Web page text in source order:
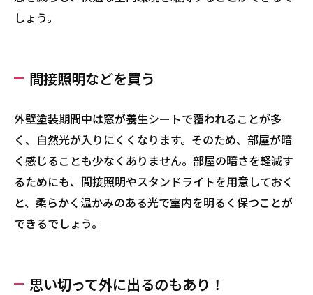
しょう。
間接照明などを買う
外壁塗装期間中は窓が養生シートで覆われることが多
く、自然光が入りにくくなります。そのため、部屋が暗
く感じることも少なくありません。部屋の暗さを軽減す
るためにも、間接照明やスタンドライトを用意しておく
と、柔らかく温かみのある光で室内を明るく保つことが
できるでしょう。
思い切って外に出るのもあり！